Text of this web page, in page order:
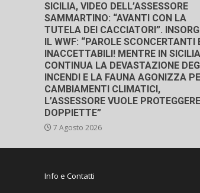
SICILIA, VIDEO DELL’ASSESSORE
SAMMARTINO: “AVANTI CON LA
TUTELA DEI CACCIATORI”.
IL WWF: “PAROLE SCONCERTANTI
INACCETTABILI! MENTRE IN SICILIA
CONTINUA LA DEVASTAZIONE
INCENDI E LA FAUNA AGONIZZA
CAMBIAMENTI CLIMATICI,
L’ASSESSORE VUOLE
DOPPIETTE”
7 Agosto 2026
Info e Contatti